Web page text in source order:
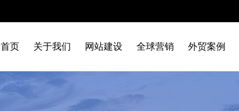
首页 关于我们 网站建设 全球营销 外贸案例